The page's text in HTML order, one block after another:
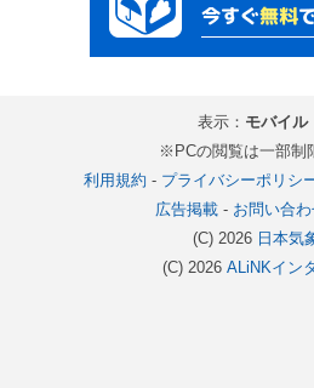
表示： モバイル
※PCの閲覧は一部制
利用規約 - プライバシーポリシ
広告掲載- お問い合
(C) 2026 日本気
(C) 2026 ALiNKイン